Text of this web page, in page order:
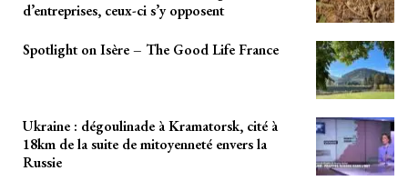
d’entreprises, ceux-ci s’y opposent
Spotlight on Isère – The Good Life France
Ukraine : dégoulinade à Kramatorsk, cité à
18km de la suite de mitoyenneté envers la
Russie